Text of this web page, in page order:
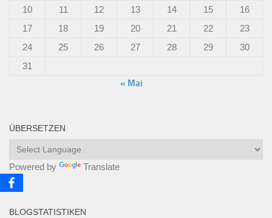
10
11 12 13 14 15
16
17
18 19 20 21 22
23
24
25 26 27 28 29
30
31
« Mai
ÜBERSETZEN
Powered by Translate
BLOGSTATISTIKEN